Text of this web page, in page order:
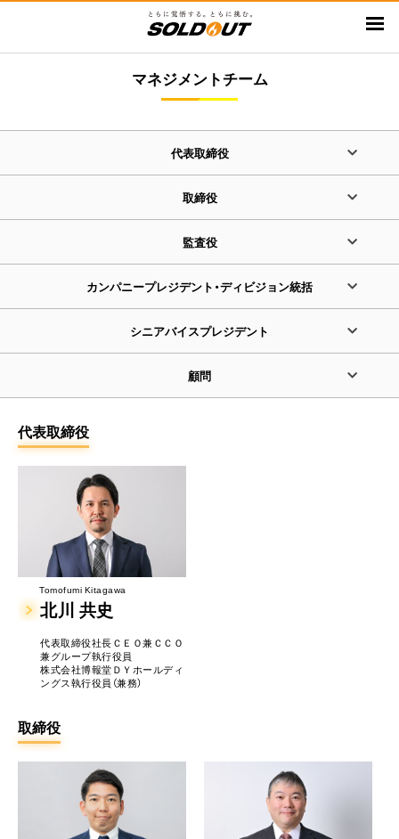
ン
マネジメントチーム
代表取締役
取締役
監査役
カンパニープレジデント・ディビジョン統括
シニアバイスプレジデント
顧問
代表取締役
Tomofumi Kitagawa
北川 共史
代表取締役社長ＣＥＯ兼ＣＣＯ
兼グループ執行役員
株式会社博報堂ＤＹホールディ
ングス執行役員（兼務）
取締役